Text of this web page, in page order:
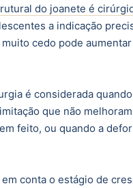
do joanete é
a indicação
cedo pode
é considerada
que não
feito, ou quando a
conta o estágio de